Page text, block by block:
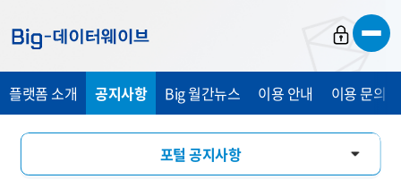
가
기
가
기
가
기
플랫폼 소개 공지사항 Big 월간뉴스 이용 안내 이용 문의
포털 공지사항